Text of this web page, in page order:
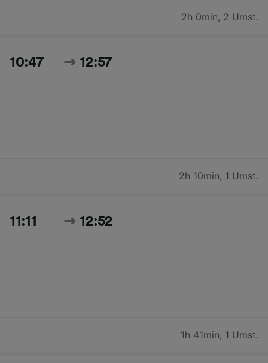
2h 0min, 2 Umst.
10:47 12:57
2h 10min, 1 Umst.
11:11 12:52
1h 41min, 1 Umst.